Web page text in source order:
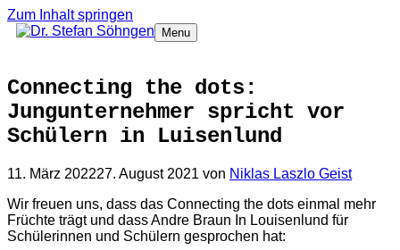
Zum Inhalt springen
Menu
Connecting the dots:
Jungunternehmer spricht vor
Schülern in Luisenlund
11. März 202227. August 2021 von Niklas Laszlo Geist
Wir freuen uns, dass das Connecting the dots einmal mehr
Früchte trägt und dass Andre Braun In Louisenlund für
Schülerinnen und Schülern gesprochen hat: